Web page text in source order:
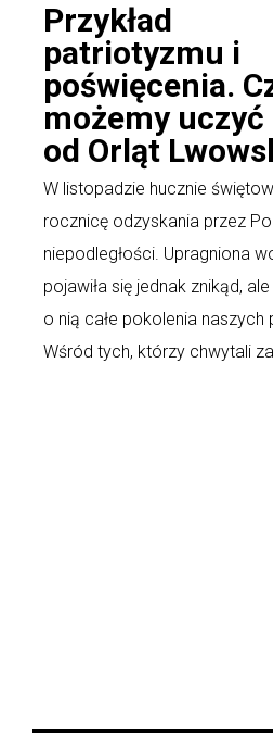
Przykład
patriotyzmu i
poświęcenia.
możemy uczyć
od Orląt
W listopadzie hucznie
rocznicę odzyskania przez
niepodległości. Upragniona
pojawiła się jednak znikąd,
o nią całe pokolenia naszych
Wśród tych, którzy chwytali